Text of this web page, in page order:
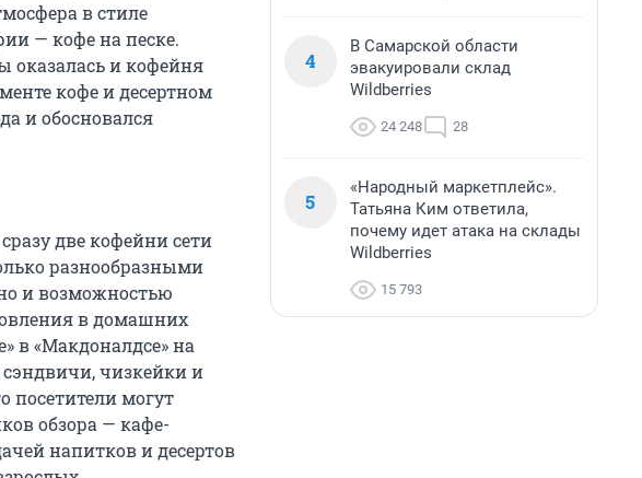
в стиле
— кофе на песке.
оказалась и кофейня
кофе и десертном
и обосновался
две кофейни сети
разнообразными
и возможностью
в домашних
в «Макдоналдсе» на
сэндвичи, чизкейки и
посетители могут
обзора — кафе-
напитков и десертов
4
В Самарской области
эвакуировали склад
Wildberries
24 248 28
5
«Народный маркетплейс».
Татьяна Ким ответила,
почему идет атака на склады
Wildberries
15 793